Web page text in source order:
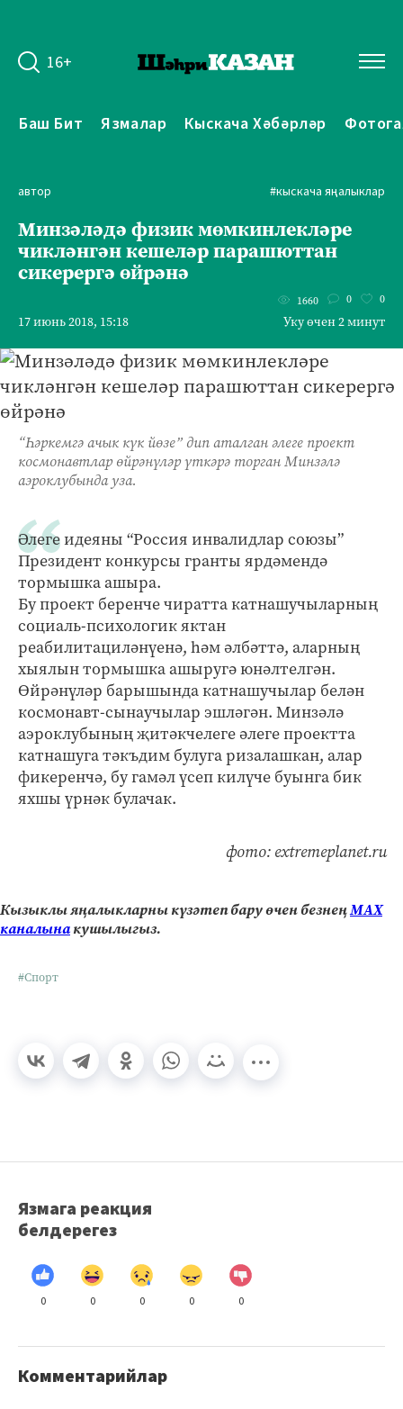
16+
Баш Бит Язмалар Кыскача Хәбәрләр
автор #кыскача яңалыклар
Минзәләдә физик мөмкинлекләре
чикләнгән кешеләр парашюттан
сикерергә өйрәнә
17 июнь 2018, 15:18
1660 0 0
Уку өчен 2 минут
“Һәркемгә ачык күк йөзе” дип аталган әлеге проект
космонавтлар өйрәнүләр үткәрә торган Минзәлә
аэроклубында уза.
Әлеге идеяны “Россия инвалидлар союзы”
Президент конкурсы гранты ярдәмендә
тормышка ашыра.
Бу проект беренче чиратта катнашучыларның
социаль-психологик яктан
реабилитациләнүенә, һәм әлбәттә, аларның
хыялын тормышка ашыругә юнәлтелгән.
Өйрәнүләр барышында катнашучылар белән
космонавт-сынаучылар эшләгән. Минзәлә
аэроклубының җитәкчелеге әлеге проектта
катнашуга тәкъдим булуга ризалашкан, алар
фикеренчә, бу гамәл үсеп килүче буынга бик
яхшы үрнәк булачак.
фото: extremeplanet.ru
Кызыклы яңалыкларны күзәтеп бару өчен безнеңМАХ
каналынакушылыгыз.
#Спорт
Язмага реакция
белдерегез
0 0 0 0 0
Комментарийлар